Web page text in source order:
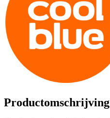
Productomschrijving